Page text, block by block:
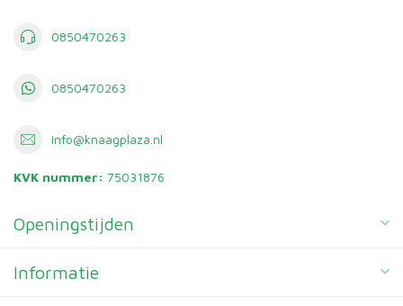
0850470263
0850470263
info@knaagplaza.nl
KVK nummer: 75031876
Openingstijden
Informatie